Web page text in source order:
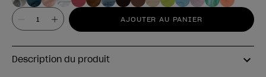
Valeur AJOUTER AU PANIER
Description du produit